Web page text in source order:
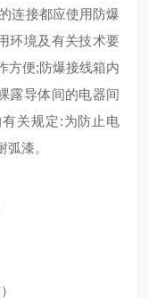
连接都应使用防爆
环境及有关技术要
方便;防爆接线箱内
露导体间的电器间
关规定:为防止电
漆。